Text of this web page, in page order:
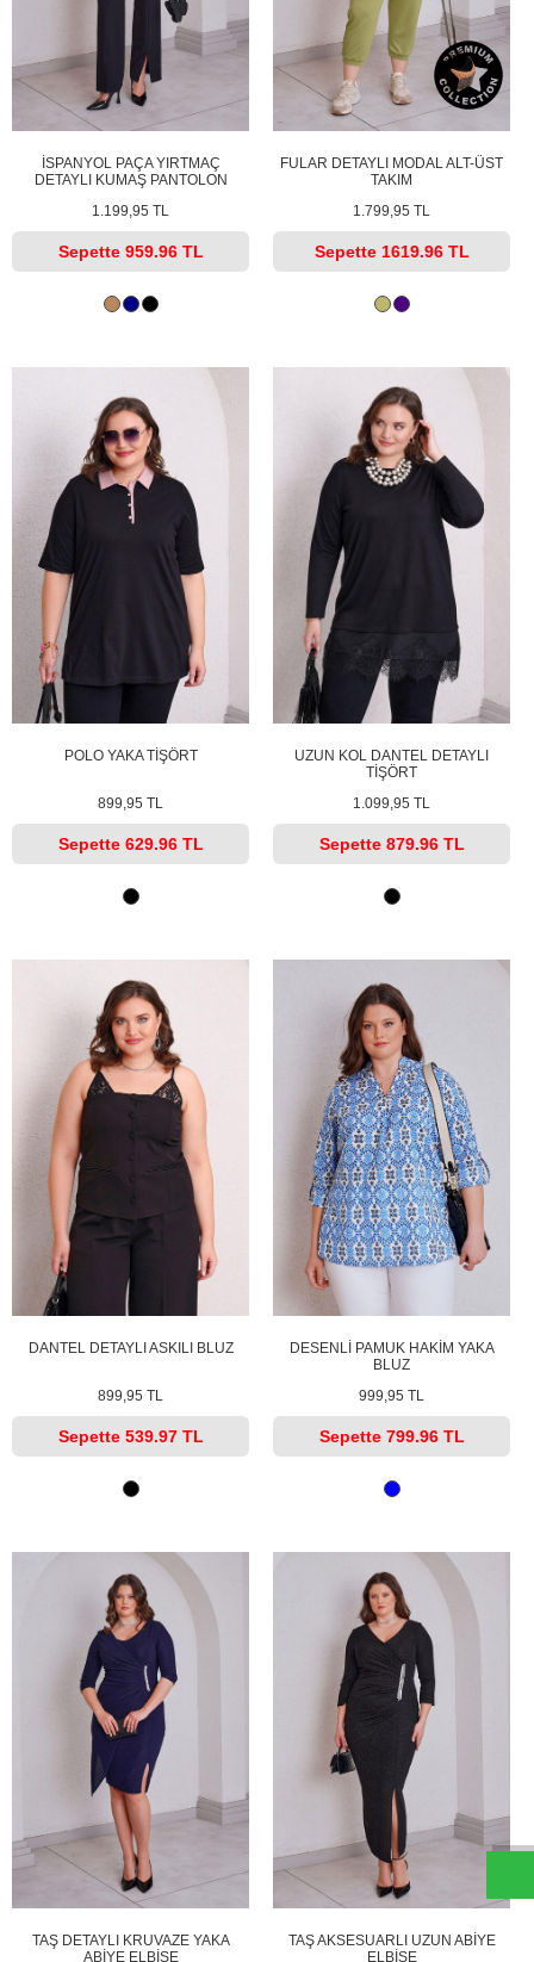
İSPANYOL PAÇA YIRTMAÇ
DETAYLI KUMAŞ PANTOLON
1.199,95 TL
Sepette 959.96 TL
FULAR DETAYLI MODAL ALT-ÜST
TAKIM
1.799,95 TL
Sepette 1619.96 TL
POLO YAKA TİŞÖRT
899,95 TL
Sepette 629.96 TL
UZUN KOL DANTEL DETAYLI
TİŞÖRT
1.099,95 TL
Sepette 879.96 TL
DANTEL DETAYLI ASKILI BLUZ
899,95 TL
Sepette 539.97 TL
DESENLİ PAMUK HAKİM YAKA
BLUZ
999,95 TL
Sepette 799.96 TL
TAŞ DETAYLI KRUVAZE YAKA
ABİYE ELBİSE
TAŞ AKSESUARLI UZUN ABİYE
ELBİSE
W
h
t
s
a
p
p
D
e
s
e
H
a
t
t